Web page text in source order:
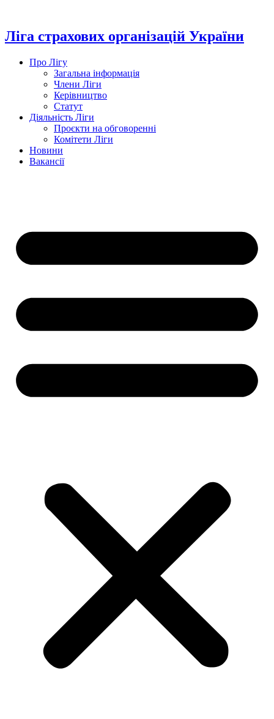
вмісту
Ліга страхових організацій України
Про Лігу
Загальна інформація
Члени Ліги
Керівництво
Статут
Діяльність Ліги
Проєкти на обговоренні
Комітети Ліги
Новини
Вакансії